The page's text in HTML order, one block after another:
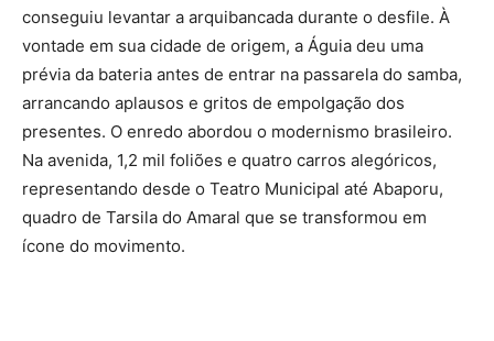
conseguiu levantar a arquibancada durante o desfile. À
vontade em sua cidade de origem, a Águia deu uma
prévia da bateria antes de entrar na passarela do samba,
arrancando aplausos e gritos de empolgação dos
presentes. O enredo abordou o modernismo brasileiro.
Na avenida, 1,2 mil foliões e quatro carros alegóricos,
representando desde o Teatro Municipal até Abaporu,
quadro de Tarsila do Amaral que se transformou em
ícone do movimento.